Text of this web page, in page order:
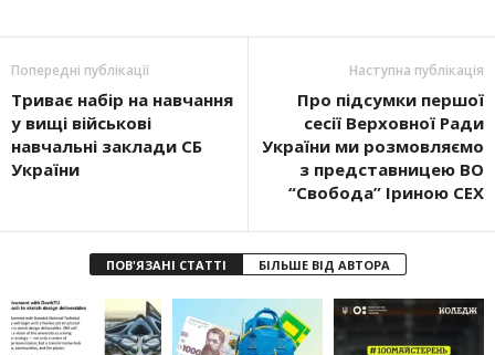
Попередні публікації
Триває набір на навчання
у вищі військові
навчальні заклади СБ
України
Наступна публікація
Про підсумки першої
сесії Верховної Ради
України ми розмовляємо
з представницею ВО
“Свобода” Іриною СЕХ
ПОВ'ЯЗАНІ СТАТТІ БІЛЬШЕ ВІД АВТОРА